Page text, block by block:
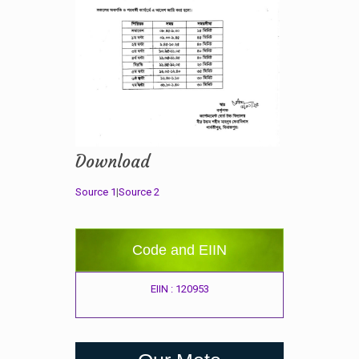
Download
Source 1|Source 2
Code and EIIN
EIIN : 120953